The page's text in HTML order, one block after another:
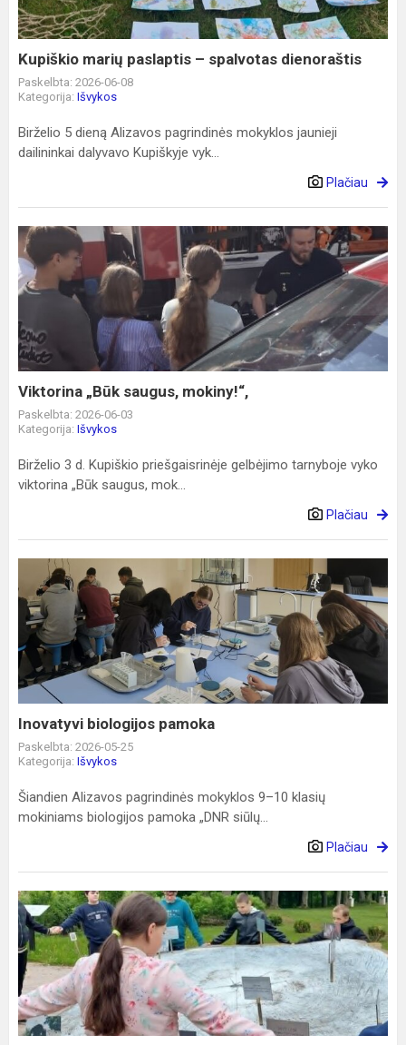
dienoraštis
Kupiškio marių paslaptis – spalvotas dienoraštis
Paskelbta: 2026-06-08
Kategorija: Išvykos
Birželio 5 dieną Alizavos pagrindinės mokyklos jaunieji
dailininkai dalyvavo Kupiškyje vyk...
Plačiau
Viktorina
„Būk
saugus,
mokiny!“,
Viktorina „Būk saugus, mokiny!“,
Paskelbta: 2026-06-03
Kategorija: Išvykos
Birželio 3 d. Kupiškio priešgaisrinėje gelbėjimo tarnyboje vyko
viktorina „Būk saugus, mok...
Plačiau
Inovatyvi
biologijos
pamoka
Inovatyvi biologijos pamoka
Paskelbta: 2026-05-25
Kategorija: Išvykos
Šiandien Alizavos pagrindinės mokyklos 9–10 klasių
mokiniams biologijos pamoka „DNR siūlų...
Plačiau
„Žmogaus
ir
gamtos
darna
Ilzenbergo
dvaro
parke“